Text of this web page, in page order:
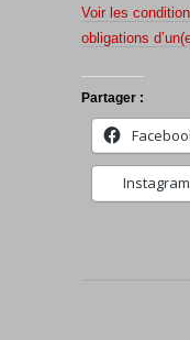
Voir les
obligations
Partager :
Instagram